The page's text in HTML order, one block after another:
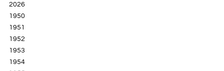
2026
1950
1951
1952
1953
1954